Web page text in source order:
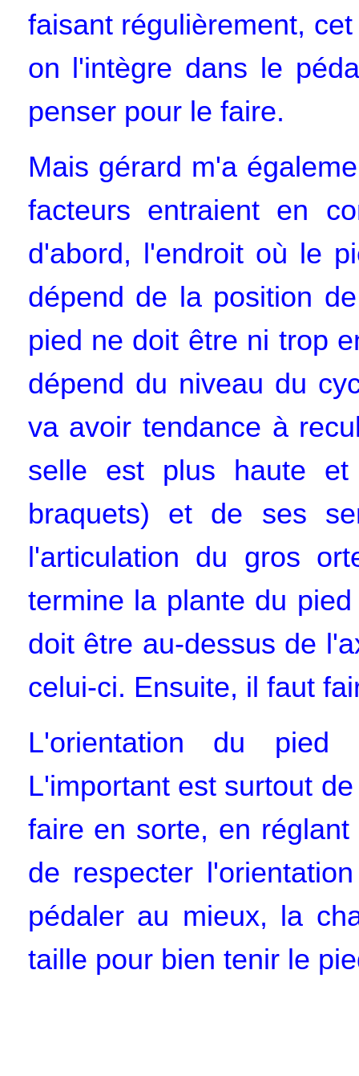
faisant régulièrement,
on l'intègre dans le
penser pour le faire.
Mais gérard m'a
facteurs entraient en
d'abord, l'endroit où le
dépend de la position
pied ne doit être ni trop
dépend du niveau du
va avoir tendance à
selle est plus haute
braquets) et de ses
l'articulation du gros
termine la plante du
doit être au-dessus de
celui-ci. Ensuite, il faut
L'orientation du pied
L'important est surtout
faire en sorte, en
de respecter
pédaler au mieux, la
taille pour bien tenir le